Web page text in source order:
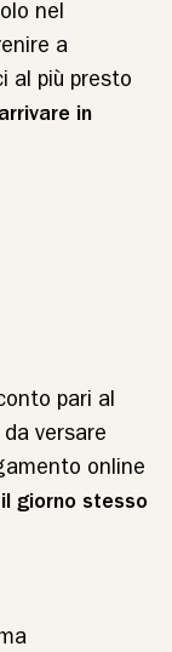
nel
a
al più presto
in
pari al
versare
online
il giorno stesso